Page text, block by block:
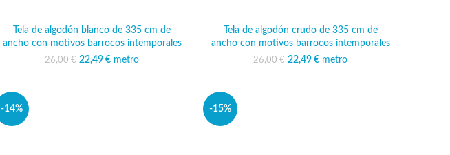
Tela de algodón blanco de 335 cm de
ancho con motivos barrocos intemporales
26,00€
El precio original era:
22,49 €
El precio actual
metro
Tela de algodón crudo de 335 cm de
ancho con motivos barrocos intemporales
26,00€
El precio original era:
22,49 €
El precio actual
metro
-14% -15%